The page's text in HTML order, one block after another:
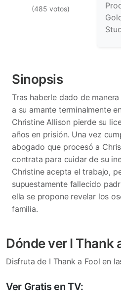
(485 votos)
Sinopsis
Tras haberle dado de
a su amante terminalmente
Christine Allison pierde su
años en prisión. Una vez
abogado que procesó a
contrata para cuidar de su
Christine acepta el trabajo,
supuestamente fallecido
ella se propone revelar los
familia.
Dónde ver I Thank
Disfruta de I Thank a Fool en
Ver Gratis en TV: